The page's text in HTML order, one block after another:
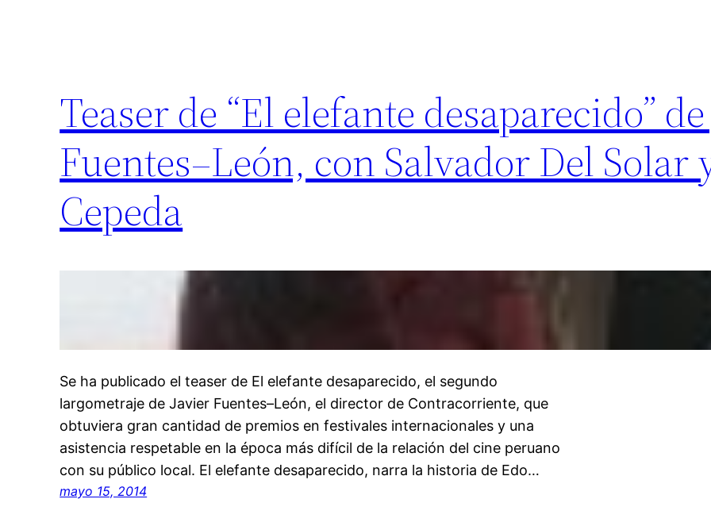
Teaser de “El elefante desaparecido”
Fuentes–León, con Salvador Del Solar
Cepeda
Se ha publicado el teaser de El elefante desaparecido, el segundo
largometraje de Javier Fuentes–León, el director de Contracorriente, que
obtuviera gran cantidad de premios en festivales internacionales y una
asistencia respetable en la época más difícil de la relación del cine peruano
con su público local. El elefante desaparecido, narra la historia de Edo…
mayo 15, 2014